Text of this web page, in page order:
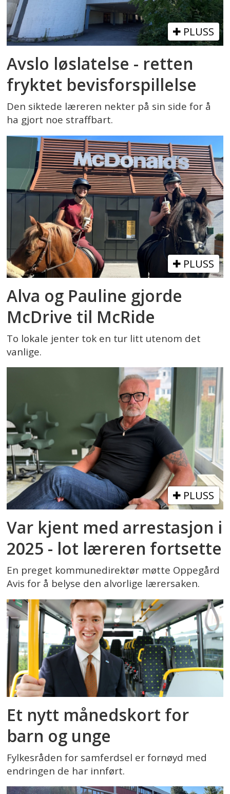
PLUSS
Avslo løslatelse - retten
fryktet bevisforspillelse
Den siktede læreren nekter på sin side for å
ha gjort noe straffbart.
PLUSS
Alva og Pauline gjorde
McDrive til McRide
To lokale jenter tok en tur litt utenom det
vanlige.
PLUSS
Var kjent med arrestasjon i
2025 - lot læreren fortsette
En preget kommunedirektør møtte Oppegård
Avis for å belyse den alvorlige lærersaken.
Et nytt månedskort for
barn og unge
Fylkesråden for samferdsel er fornøyd med
endringen de har innført.